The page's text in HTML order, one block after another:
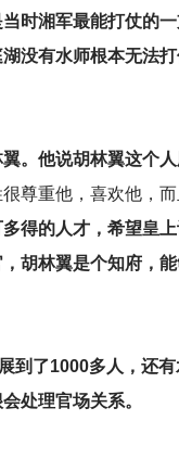
时湘军最能打仗的
没有水师根本无法
。他说胡林翼这个
尊重他，喜欢他，
得的人才，希望皇
胡林翼是个知府，
到了1000多人，还
处理官场关系。